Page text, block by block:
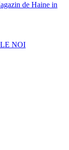
de Haine in
NOI